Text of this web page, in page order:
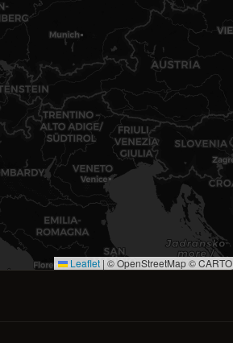
Leaflet | © OpenStreetMap © CARTO